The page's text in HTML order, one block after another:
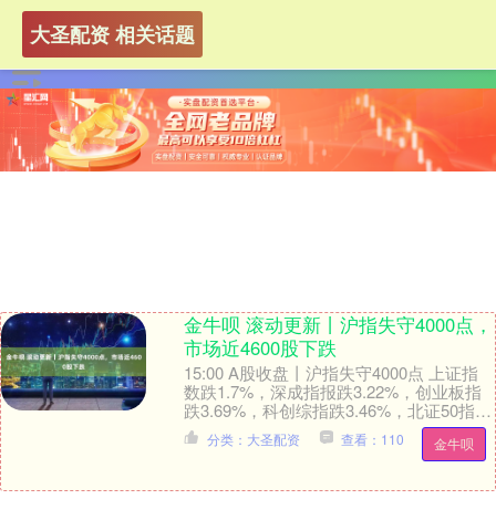
大圣配资 相关话题
金牛呗 滚动更新丨沪指失守4000点，
市场近4600股下跌
15:00 A股收盘丨沪指失守4000点 上证指
数跌1.7%，深成指报跌3.22%，创业板指
跌3.69%，科创综指跌3.46%，北证50指数
涨1.33%。 盘面....
金牛呗
分类：大圣配资 查看：110